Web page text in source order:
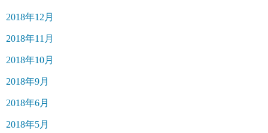
2018年12月
2018年11月
2018年10月
2018年9月
2018年6月
2018年5月